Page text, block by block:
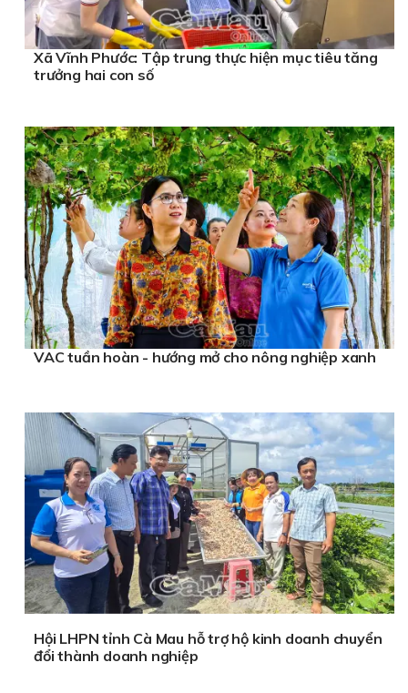
Xã Vĩnh Phước: Tập trung thực hiện mục tiêu tăng
trưởng hai con số
VAC tuần hoàn - hướng mở cho nông nghiệp xanh
Hội LHPN tỉnh Cà Mau hỗ trợ hộ kinh doanh chuyển
đổi thành doanh nghiệp